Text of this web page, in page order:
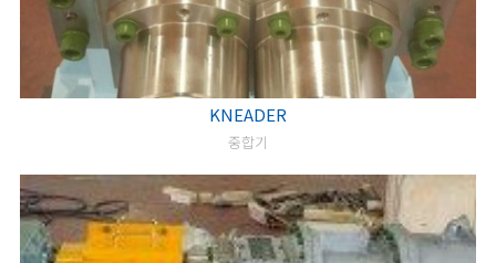
KNEADER
중합기